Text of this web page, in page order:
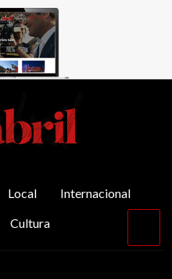
Local
Internacional
Cultura